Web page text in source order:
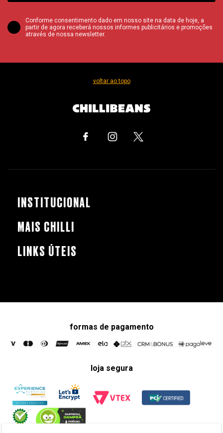
Conforme consentimento dado em nosso site na data de hoje, a
partir de agora receberá nossos informes publicitários e promoções
através de nossa newsletter.
voltar ao topo
INSTITUCIONAL
MAIS CHILLI
LINKS ÚTEIS
formas de pagamento
loja segura